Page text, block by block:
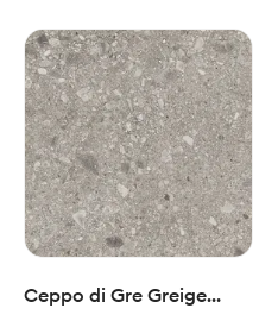
Ceppo di Gre Greige